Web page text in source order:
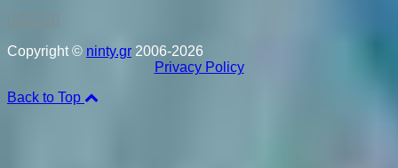
Copyright © ninty.gr 2006-2026
Privacy Policy
Back to Top